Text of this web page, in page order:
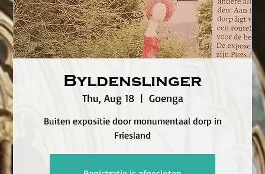
Byldenslinger
Thu, Aug 18
  |
Goenga
Buiten expositie door monumentaal dorp in
Friesland